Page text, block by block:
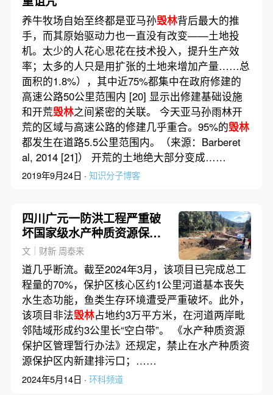
养牛牧场自始至终都是亚马孙毁林背后最大的推
手，而其原始驱动力也一直没有改变——土地投
机。太少的人花心思花在技术投入，提升生产效
率；太多的人只是用扩张的土地来增加产量……总
面积的1.8%），其中近75%都集中在政府修建的
高速公路50公里范围内 [20] 显示出修建基础设施
和开荒毁林之间紧密的关联。 今天亚马孙雨林开
荒的区域与高速公路的修建几乎重合。95%的毁林
都发生在道路5.5公里范围内。（来源：Barberet
al, 2014 [21]） 开荒的土地绝大部分变成……
2019年9月24日 · 知识分子博客
四川广元一防洪工程严重破
坏国家级水产种质资源保护
区
文｜财新 周泰来
道几乎断流。截至2024年3月，该项目已完成总工
程量的70%，保护区核心区约1公里河道基本丧失
水生态功能，鱼类生存环境遭受严重破坏。此外，
该项目非法毁林占地约3万平方米，在河道两岸毗
邻陆域形成约3公里长“空白带”。 《水产种质资源
保护区管理暂行办法》还规定，禁止在水产种质资
源保护区内新建排污口；……
2024年5月14日 · 环科频道